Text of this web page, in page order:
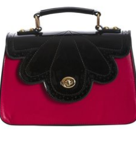
(zwart-rood)
Afmetingen (bxhxd) ca. 27cm x 16cm x 8cm
TOEVOEGEN AAN WINKELWAGEN